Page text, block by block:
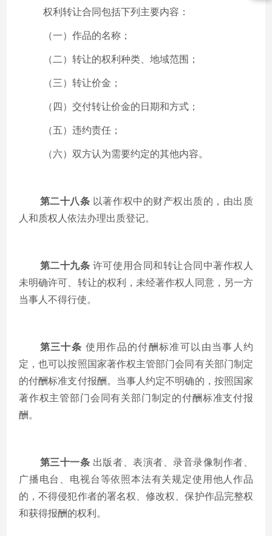
权利转让合同包括下列主要内容：
（一）作品的名称；
（二）转让的权利种类、地域范围；
（三）转让价金；
（四）交付转让价金的日期和方式；
（五）违约责任；
（六）双方认为需要约定的其他内容。
第二十八条 以著作权中的财产权出质的，由出质
人和质权人依法办理出质登记。
第二十九条 许可使用合同和转让合同中著作权人
未明确许可、转让的权利，未经著作权人同意，另一方
当事人不得行使。
第三十条 使用作品的付酬标准可以由当事人约
定，也可以按照国家著作权主管部门会同有关部门制定
的付酬标准支付报酬。当事人约定不明确的，按照国家
著作权主管部门会同有关部门制定的付酬标准支付报
酬。
第三十一条 出版者、表演者、录音录像制作者、
广播电台、电视台等依照本法有关规定使用他人作品
的，不得侵犯作者的署名权、修改权、保护作品完整权
和获得报酬的权利。